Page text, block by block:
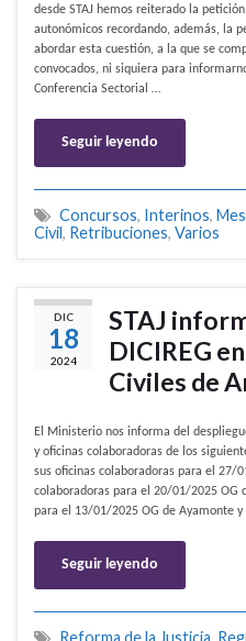
desde STAJ hemos reiterado la
autonómicos recordando, además, la
abordar esta cuestión, a la que se
convocados, ni siquiera para
Conferencia Sectorial …
Seguir leyendo
Concursos, Interinos,
Civil, Retribuciones, Varios
DIC
18
2024
STAJ
DICIREG
Civiles de
El Ministerio nos informa del
y oficinas colaboradoras de los
sus oficinas colaboradoras para el 27/
colaboradoras para el 20/01/2025 OG
para el 13/01/2025 OG de Ayamonte y
Seguir leyendo